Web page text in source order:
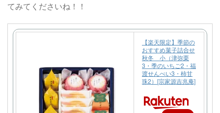
てみてくださいね！！
【楽天限定】季節の
おすすめ菓子詰合せ
秋冬 小（津弥栗
3・季のいちご2・福
渡せんべい3・柿甘
珠2）[宗家源吉兆庵]